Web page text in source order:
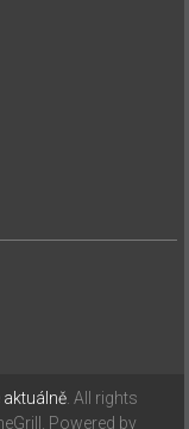
. All rights
Powered by